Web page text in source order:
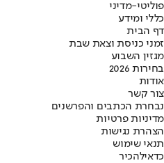
פוליטי-מדיני
כללי ומידע
דף הבית
זמני כניסת וצאת שבת
מגזין השבוע
בחירות 2026
אודות
צור קשר
נבחרת הכתבים והפרשנים
מדיניות פרטיות
הצהרת נגישות
תנאי שימוש
כדאילהכיר